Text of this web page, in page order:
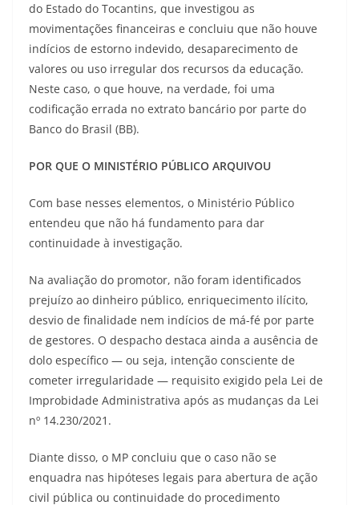
do Estado do Tocantins, que investigou as
movimentações financeiras e concluiu que não houve
indícios de estorno indevido, desaparecimento de
valores ou uso irregular dos recursos da educação.
Neste caso, o que houve, na verdade, foi uma
codificação errada no extrato bancário por parte do
Banco do Brasil (BB).
POR QUE O MINISTÉRIO PÚBLICO ARQUIVOU
Com base nesses elementos, o Ministério Público
entendeu que não há fundamento para dar
continuidade à investigação.
Na avaliação do promotor, não foram identificados
prejuízo ao dinheiro público, enriquecimento ilícito,
desvio de finalidade nem indícios de má-fé por parte
de gestores. O despacho destaca ainda a ausência de
dolo específico — ou seja, intenção consciente de
cometer irregularidade — requisito exigido pela Lei de
Improbidade Administrativa após as mudanças da Lei
nº 14.230/2021.
Diante disso, o MP concluiu que o caso não se
enquadra nas hipóteses legais para abertura de ação
civil pública ou continuidade do procedimento